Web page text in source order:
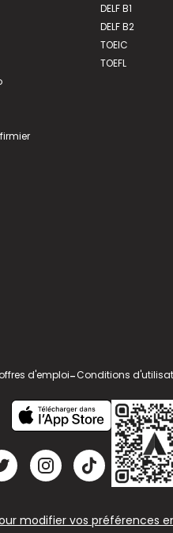
DELF B1
DELF B2
TOEIC
TOEFL
d'emploi-Conditions
modifier vos préférences